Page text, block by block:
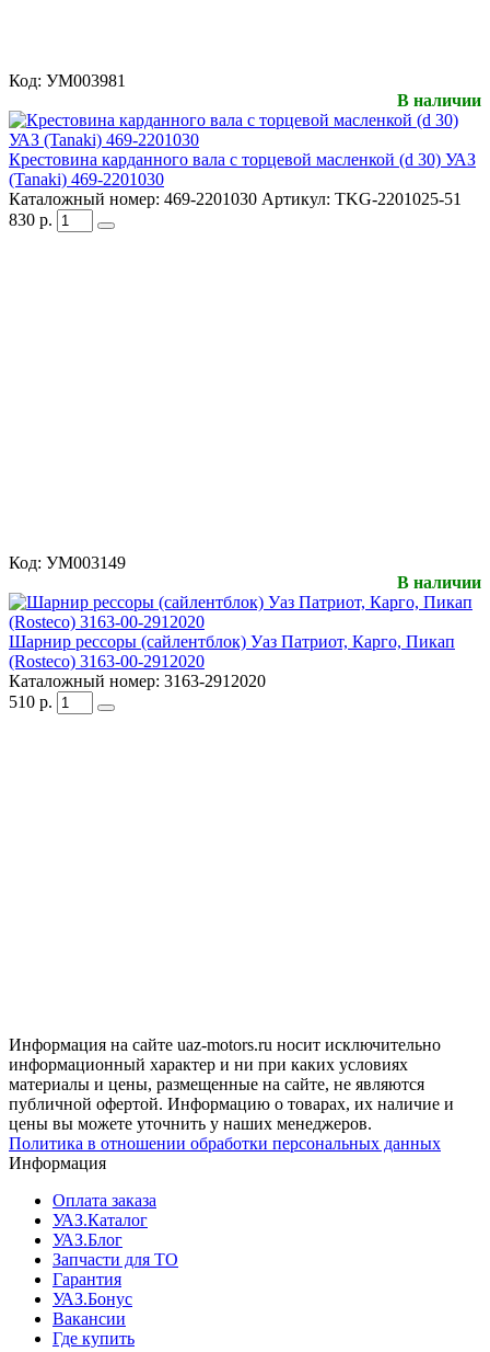
Код: УМ003981
В наличии
Крестовина карданного вала с торцевой масленкой (d 30) УАЗ
(Tanaki) 469-2201030
Каталожный номер: 469-2201030 Артикул: TKG-2201025-51
830 р.
Код: УМ003149
В наличии
Шарнир рессоры (сайлентблок) Уаз Патриот, Карго, Пикап
(Rosteco) 3163-00-2912020
Каталожный номер: 3163-2912020
510 р.
Информация на сайте uaz-motors.ru носит исключительно
информационный характер и ни при каких условиях
материалы и цены, размещенные на сайте, не являются
публичной офертой. Информацию о товарах, их наличие и
цены вы можете уточнить у наших менеджеров.
Политика в отношении обработки персональных данных
Информация
Оплата заказа
УАЗ.Каталог
УАЗ.Блог
Запчасти для ТО
Гарантия
УАЗ.Бонус
Вакансии
Где купить